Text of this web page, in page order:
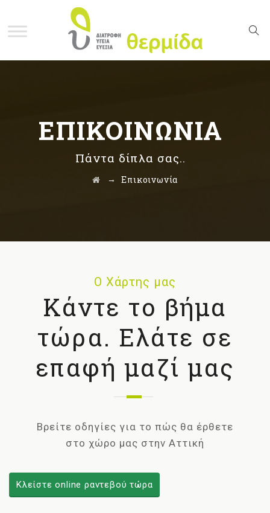
ΕΠΙΚΟΙΝΩΝΊΑ
Πάντα δίπλα σας..
→ Επικοινωνία
Ο Χάρτης μας
Κάντε το βήμα
τώρα. Ελάτε σε
επαφή μαζί μας
Βρείτε οδηγίες για το πώς θα έρθετε
στο χώρο μας στην Αττική
Κλείστε online ραντεβού τώρα